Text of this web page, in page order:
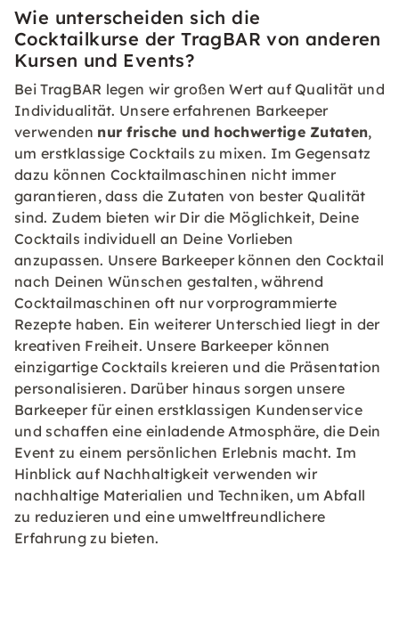
Wie unterscheiden sich die
Cocktailkurse der TragBAR von anderen
Kursen und Events?
Bei TragBAR legen wir großen Wert auf Qualität und
Individualität. Unsere erfahrenen Barkeeper
verwenden nur frische und hochwertige Zutaten,
um erstklassige Cocktails zu mixen. Im Gegensatz
dazu können Cocktailmaschinen nicht immer
garantieren, dass die Zutaten von bester Qualität
sind. Zudem bieten wir Dir die Möglichkeit, Deine
Cocktails individuell an Deine Vorlieben
anzupassen. Unsere Barkeeper können den Cocktail
nach Deinen Wünschen gestalten, während
Cocktailmaschinen oft nur vorprogrammierte
Rezepte haben. Ein weiterer Unterschied liegt in der
kreativen Freiheit. Unsere Barkeeper können
einzigartige Cocktails kreieren und die Präsentation
personalisieren. Darüber hinaus sorgen unsere
Barkeeper für einen erstklassigen Kundenservice
und schaffen eine einladende Atmosphäre, die Dein
Event zu einem persönlichen Erlebnis macht. Im
Hinblick auf Nachhaltigkeit verwenden wir
nachhaltige Materialien und Techniken, um Abfall
zu reduzieren und eine umweltfreundlichere
Erfahrung zu bieten.